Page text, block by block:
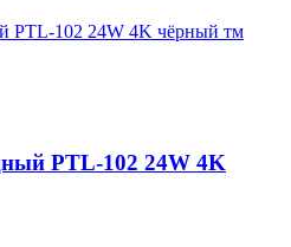
PTL-102 24W 4K